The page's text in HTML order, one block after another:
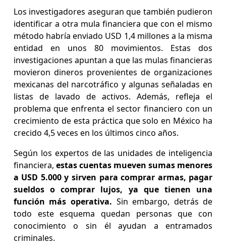
Los investigadores aseguran que también pudieron
identificar a otra mula financiera que con el mismo
método habría enviado USD 1,4 millones a la misma
entidad en unos 80 movimientos. Estas dos
investigaciones apuntan a que las mulas financieras
movieron dineros provenientes de organizaciones
mexicanas del narcotráfico y algunas señaladas en
listas de lavado de activos. Además, refleja el
problema que enfrenta el sector financiero con un
crecimiento de esta práctica que solo en México ha
crecido 4,5 veces en los últimos cinco años.
Según los expertos de las unidades de inteligencia
financiera, estas cuentas mueven sumas menores
a USD 5.000 y sirven para comprar armas, pagar
sueldos o comprar lujos, ya que tienen una
función más operativa. Sin embargo, detrás de
todo este esquema quedan personas que con
conocimiento o sin él ayudan a entramados
criminales.